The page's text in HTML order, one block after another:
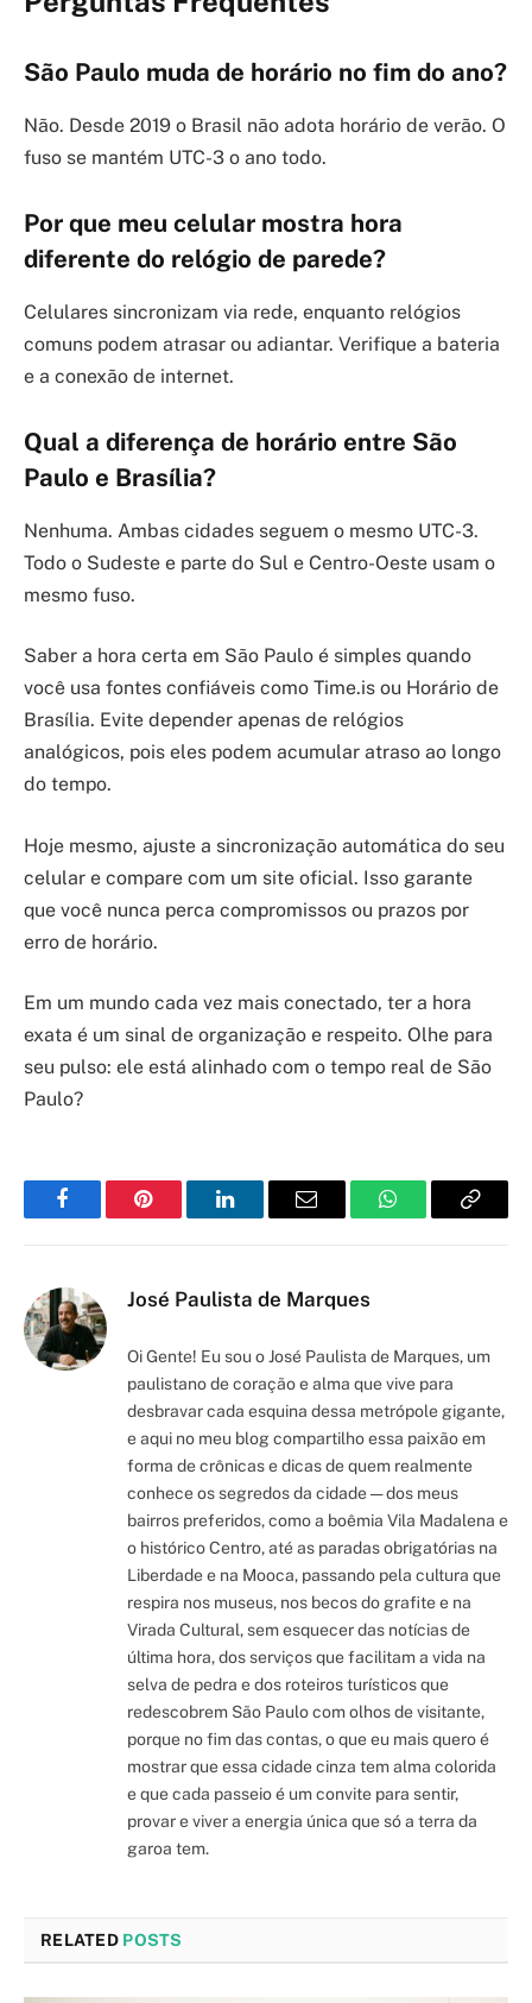
São Paulo muda de horário no fim do ano?
Não. Desde 2019 o Brasil não adota horário de verão. O
fuso se mantém UTC-3 o ano todo.
Por que meu celular mostra hora
diferente do relógio de parede?
Celulares sincronizam via rede, enquanto relógios
comuns podem atrasar ou adiantar. Verifique a bateria
e a conexão de internet.
Qual a diferença de horário entre São
Paulo e Brasília?
Nenhuma. Ambas cidades seguem o mesmo UTC-3.
Todo o Sudeste e parte do Sul e Centro-Oeste usam o
mesmo fuso.
Saber a hora certa em São Paulo é simples quando
você usa fontes confiáveis como Time.is ou Horário de
Brasília. Evite depender apenas de relógios
analógicos, pois eles podem acumular atraso ao longo
do tempo.
Hoje mesmo, ajuste a sincronização automática do seu
celular e compare com um site oficial. Isso garante
que você nunca perca compromissos ou prazos por
erro de horário.
Em um mundo cada vez mais conectado, ter a hora
exata é um sinal de organização e respeito. Olhe para
seu pulso: ele está alinhado com o tempo real de São
Paulo?
FacebookPinterest LinkedInEmail WhatsAppCopy
José Paulista de Marques
Oi Gente! Eu sou o José Paulista de Marques, um
paulistano de coração e alma que vive para
desbravar cada esquina dessa metrópole gigante,
e aqui no meu blog compartilho essa paixão em
forma de crônicas e dicas de quem realmente
conhece os segredos da cidade — dos meus
bairros preferidos, como a boêmia Vila Madalena e
o histórico Centro, até as paradas obrigatórias na
Liberdade e na Mooca, passando pela cultura que
respira nos museus, nos becos do grafite e na
Virada Cultural, sem esquecer das notícias de
última hora, dos serviços que facilitam a vida na
selva de pedra e dos roteiros turísticos que
redescobrem São Paulo com olhos de visitante,
porque no fim das contas, o que eu mais quero é
mostrar que essa cidade cinza tem alma colorida
e que cada passeio é um convite para sentir,
provar e viver a energia única que só a terra da
garoa tem.
RELATED POSTS